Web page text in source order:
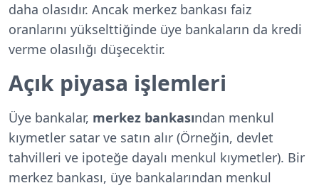
daha olasıdır. Ancak merkez bankası faiz
oranlarını yükselttiğinde üye bankaların da kredi
verme olasılığı düşecektir.
Açık piyasa işlemleri
Üye bankalar, merkez bankasından menkul
kıymetler satar ve satın alır (Örneğin, devlet
tahvilleri ve ipoteğe dayalı menkul kıymetler). Bir
merkez bankası, üye bankalarından menkul